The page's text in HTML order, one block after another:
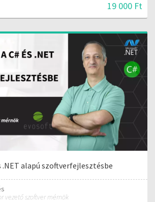
19 000 Ft
.NET alapú szoftverfejlesztésbe
vezető szoftver mérnök